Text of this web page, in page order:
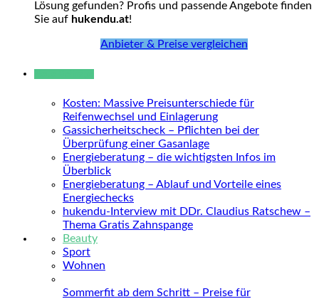
Lösung gefunden? Profis und passende Angebote finden
Sie auf hukendu.at!
Anbieter & Preise vergleichen
Kosten: Massive Preisunterschiede für
Reifenwechsel und Einlagerung
Gassicherheitscheck – Pflichten bei der
Überprüfung einer Gasanlage
Energieberatung – die wichtigsten Infos im
Überblick
Energieberatung – Ablauf und Vorteile eines
Energiechecks
hukendu-Interview mit DDr. Claudius Ratschew –
Thema Gratis Zahnspange
Beauty
Sport
Wohnen
Sommerfit ab dem Schritt – Preise für